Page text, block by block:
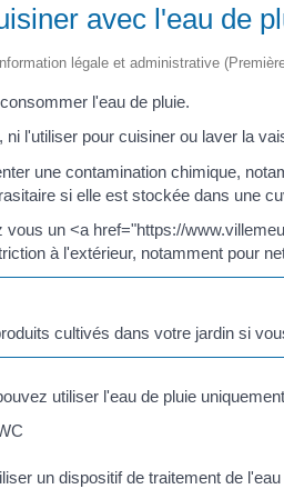
avec l'eau de
légale et administrative
l'eau de pluie.
l'utiliser pour cuisiner ou laver la
une contamination chimique,
si elle est stockée dans une
un <a href="https://
à l'extérieur, notamment pour
cultivés dans votre jardin si
utiliser l'eau de pluie
un dispositif de traitement de